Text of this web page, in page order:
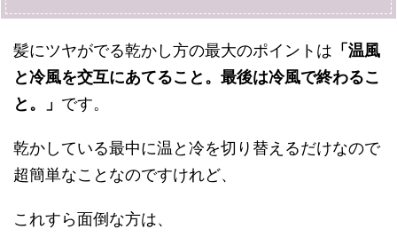
髪にツヤがでる乾かし方の最大のポイントは 「温風
と冷風を交互にあてること。最後は冷風で終わるこ
と。」 です。
乾かしている最中に温と冷を切り替えるだけなので
超簡単なことなのですけれど、
これすら面倒な方は、